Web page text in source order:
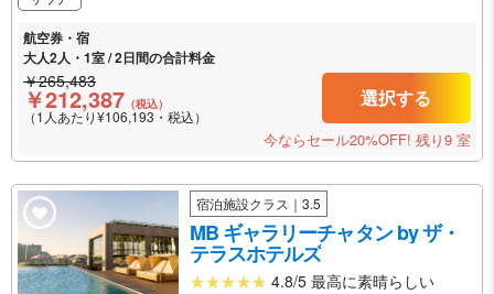
航空券・宿
大人2人・1室 / 2日間の合計料金
￥265,483
￥212,387 （税込）
（1人あたり¥106,193・税込）
選択する
今ならセール20%OFF! 残り9 室
宿泊施設クラス｜3.5
MB ギャラリーチャタン by ザ・
テラスホテルズ
4.8/5 最高に素晴らしい